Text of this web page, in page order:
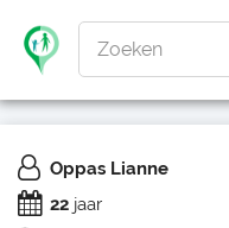
Zoeken
Oppas Lianne
22 jaar